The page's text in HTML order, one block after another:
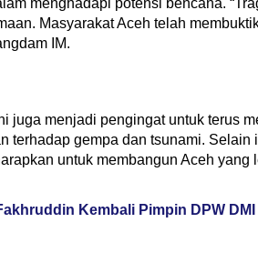
menghadapi potensi bencana.
Masyarakat Aceh telah
IM.
juga menjadi pengingat untuk terus
terhadap gempa dan tsunami.
untuk membangun Aceh yang
Kembali Pimpin DPW DMI